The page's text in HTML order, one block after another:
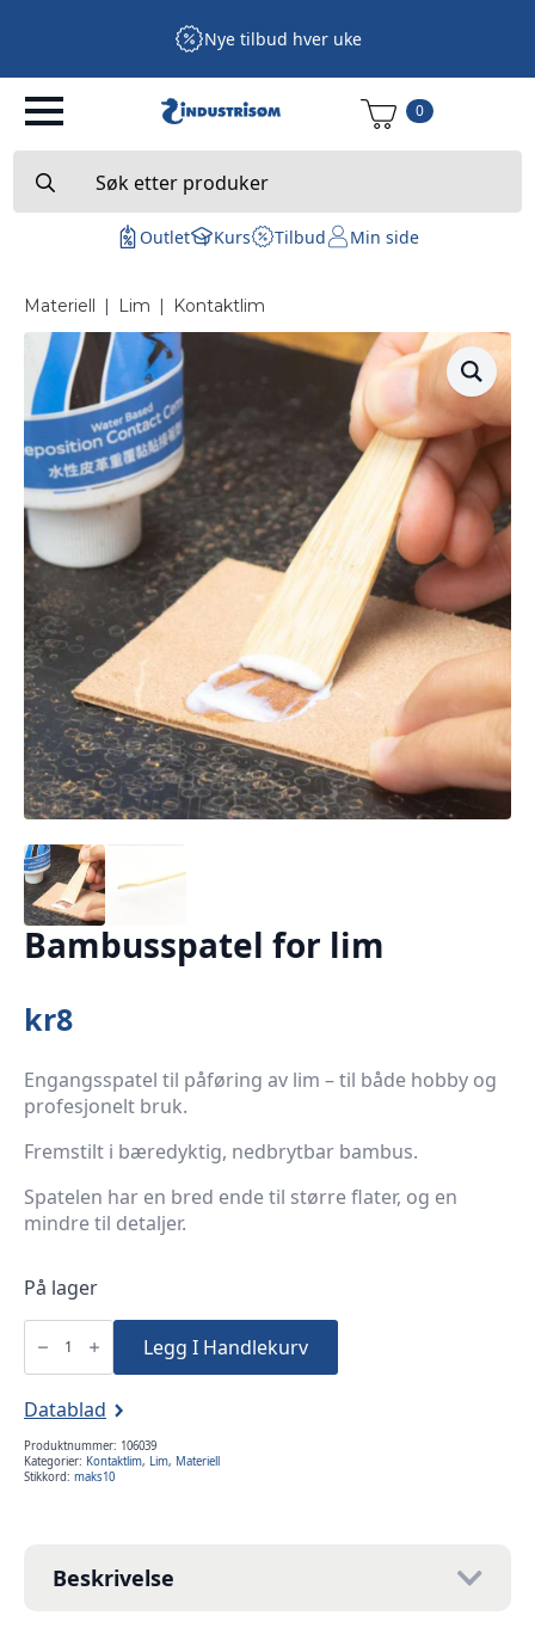
Nye tilbud hver uke
0
for:
Outlet Kurs Tilbud Min side
Materiell | Lim | Kontaktlim
Bambusspatel for lim
kr8
Engangsspatel til påføring av lim – til både hobby og
profesjonelt bruk.
Fremstilt i bæredyktig, nedbrytbar bambus.
Spatelen har en bred ende til større flater, og en
mindre til detaljer.
På lager
Bambusspatel
lim
antall
Legg I Handlekurv
Datablad
Produktnummer: 106039
Kategorier: Kontaktlim, Lim, Materiell
Stikkord: maks10
Beskrivelse